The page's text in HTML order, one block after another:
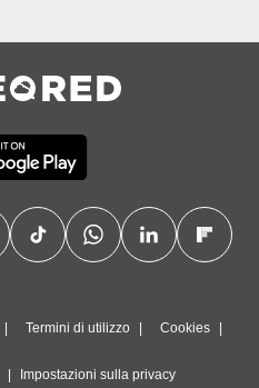
Termini di utilizzo Cookies
Impostazioni sulla privacy